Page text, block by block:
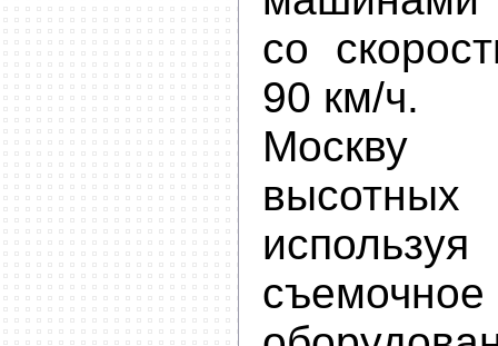
со
90 км/ч.
Москву
съемочное